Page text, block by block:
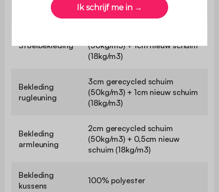
Rugleuning ja
Stoelbekleding
(50kg/m3) + 1cm nieuw schuim
(18kg/m3)
Bekleding
rugleuning
3cm gerecycled schuim
(50kg/m3) + 1cm nieuw schuim
(18kg/m3)
Bekleding
armleuning
2cm gerecycled schuim
(50kg/m3) + 0,5cm nieuw
schuim (18kg/m3)
Bekleding
kussens
100% polyester